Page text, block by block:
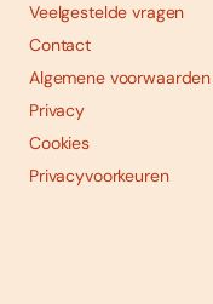
Veelgestelde vragen
Contact
Algemene voorwaarden
Privacy
Cookies
Privacyvoorkeuren